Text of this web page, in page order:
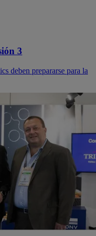
3
deben prepararse para la